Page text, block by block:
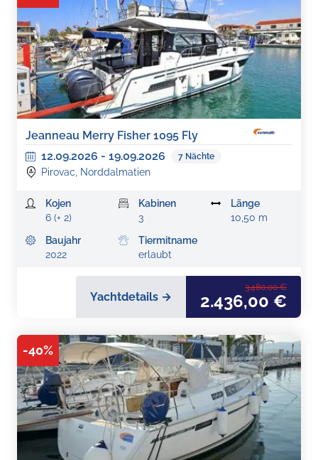
Jeanneau Merry Fisher 1095 Fly
12.09.2026 - 19.09.2026 7 Nächte
Pirovac, Norddalmatien
Kojen
6 (+ 2)
Kabinen
3
Länge
10,50 m
Baujahr
2022
Tiermitname
erlaubt
Yachtdetails →
3.480,00 €
2.436,00 €
-40%